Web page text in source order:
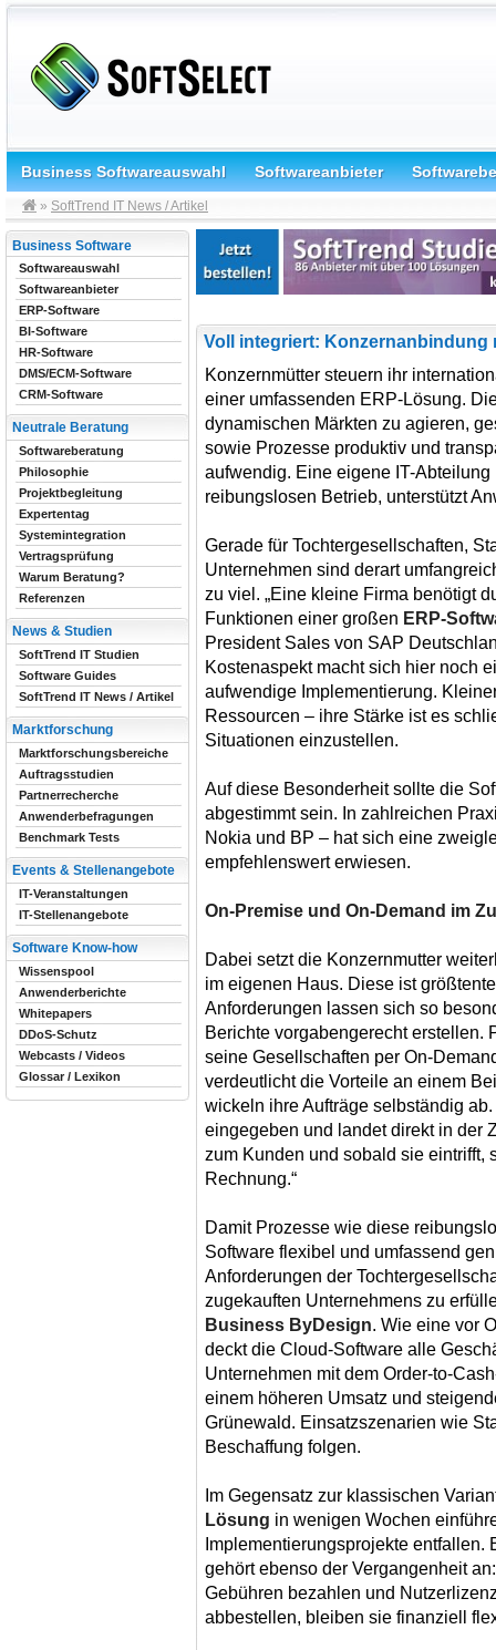
Business Softwareauswahl Softwareanbieter
» SoftTrend IT News / Artikel
Voll integriert: Konzernanbindung
Konzernmütter steuern ihr
einer umfassenden ERP-Lösung.
dynamischen Märkten zu agieren,
sowie Prozesse produktiv und
aufwendig. Eine eigene IT-Abteilung
reibungslosen Betrieb, unterstützt
Gerade für Tochtergesellschaften,
Unternehmen sind derart
zu viel. „Eine kleine Firma benötigt
Funktionen einer großen ERP-
President Sales von SAP
Kostenaspekt macht sich hier noch
aufwendige Implementierung.
Ressourcen – ihre Stärke ist es
Situationen einzustellen.
Auf diese Besonderheit sollte die
abgestimmt sein. In zahlreichen
Nokia und BP – hat sich eine
empfehlenswert erwiesen.
On-Premise und On-Demand im
Dabei setzt die Konzernmutter
im eigenen Haus. Diese ist
Anforderungen lassen sich so
Berichte vorgabengerecht erstellen.
seine Gesellschaften per On-
verdeutlicht die Vorteile an einem
wickeln ihre Aufträge selbständig
eingegeben und landet direkt in der
zum Kunden und sobald sie eintrifft,
Rechnung.“
Damit Prozesse wie diese
Software flexibel und umfassend
Anforderungen der
zugekauften Unternehmens zu
Business ByDesign. Wie eine vor
deckt die Cloud-Software alle
Unternehmen mit dem Order-to-
einem höheren Umsatz und
Grünewald. Einsatzszenarien wie
Beschaffung folgen.
Im Gegensatz zur klassischen
Lösung in wenigen Wochen
Implementierungsprojekte
gehört ebenso der Vergangenheit
Gebühren bezahlen und
abbestellen, bleiben sie finanziell
Business Software
Softwareauswahl
Softwareanbieter
ERP-Software
BI-Software
HR-Software
DMS/ECM-Software
CRM-Software
Neutrale Beratung
Softwareberatung
Philosophie
Projektbegleitung
Expertentag
Systemintegration
Vertragsprüfung
Warum Beratung?
Referenzen
News & Studien
SoftTrend IT Studien
Software Guides
SoftTrend IT News / Artikel
Marktforschung
Marktforschungsbereiche
Auftragsstudien
Partnerrecherche
Anwenderbefragungen
Benchmark Tests
Events & Stellenangebote
IT-Veranstaltungen
IT-Stellenangebote
Software Know-how
Wissenspool
Anwenderberichte
Whitepapers
DDoS-Schutz
Webcasts / Videos
Glossar / Lexikon